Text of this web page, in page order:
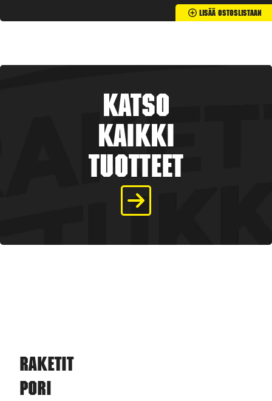
Lisää Ostoslistaan
Katso
kaikki
tuotteet
Raketit
Pori